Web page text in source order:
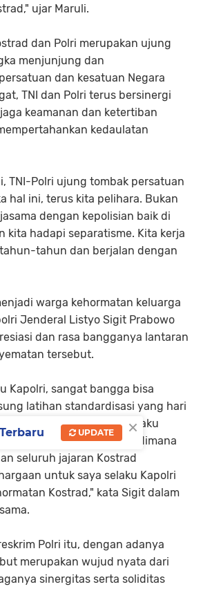
ujar Maruli.
dan Polri merupakan ujung
menjunjung dan
dan kesatuan Negara
TNI dan Polri terus bersinergi
keamanan dan ketertiban
kedaulatan
TNI-Polri ujung tombak persatuan
hal ini, terus kita pelihara. Bukan
dengan kepolisian baik di
kita hadapi separatisme. Kita kerja
tahun dan berjalan dengan
warga kehormatan keluarga
Jenderal Listyo Sigit Prabowo
dan rasa bangganya lantaran
tersebut.
Kapolri, sangat bangga bisa
latihan standardisasi yang hari
hari ini saya selaku
kehormatan luar biasa, dimana
seluruh jajaran Kostrad
untuk saya selaku Kapolri
Kostrad," kata Sigit dalam
Polri itu, dengan adanya
merupakan wujud nyata dari
sinergitas serta soliditas
×
UPDATE